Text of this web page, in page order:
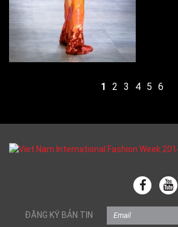
1 2 3 4 5 6
ĐĂNG KÝ BẢN TIN